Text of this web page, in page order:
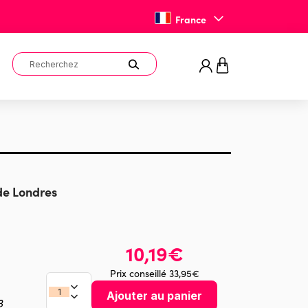
France
Londres
10,19€
Prix conseillé 33,95€
Ajouter au panier